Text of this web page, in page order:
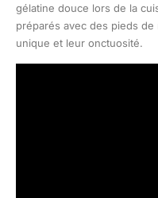
gélatine douce lors de la
préparés avec des pieds
unique et leur onctuosité.